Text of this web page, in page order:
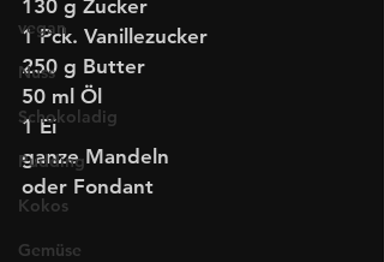
vegan
Nuss
Schokoladig
Pudding
Kokos
Gemüse
130 g Zucker
1 Pck. Vanillezucker
250 g Butter
50 ml Öl
1 Ei
ganze Mandeln
oder Fondant